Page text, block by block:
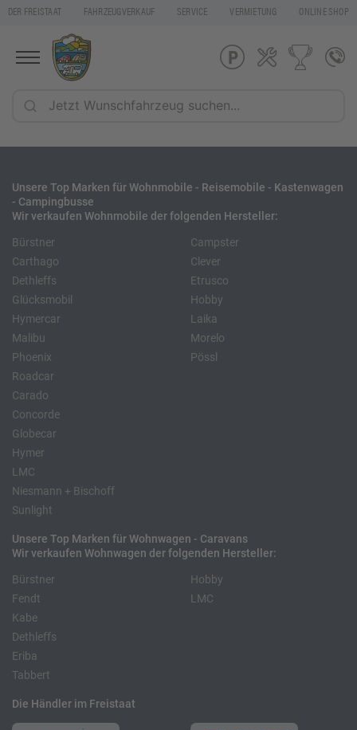
DER FREISTAAT FAHRZEUGVERKAUF SERVICE VERMIETUNG ONLINE SHOP
Unsere Top Marken für Wohnmobile - Reisemobile - Kastenwagen
- Campingbusse
Wir verkaufen Wohnmobile der folgenden Hersteller:
Bürstner
Carthago
Dethleffs
Glücksmobil
Hymercar
Malibu
Phoenix
Roadcar
Campster
Clever
Etrusco
Hobby
Laika
Morelo
Pössl
Carado
Concorde
Globecar
Hymer
LMC
Niesmann + Bischoff
Sunlight
Unsere Top Marken für Wohnwagen - Caravans
Wir verkaufen Wohnwagen der folgenden Hersteller:
Bürstner
Fendt
Kabe
Hobby
LMC
Dethleffs
Eriba
Tabbert
Die Händler im Freistaat